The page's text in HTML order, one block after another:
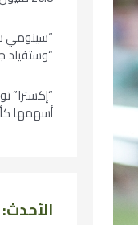
“سينومي
“وستفيلد
أسهمها
الأحدث: